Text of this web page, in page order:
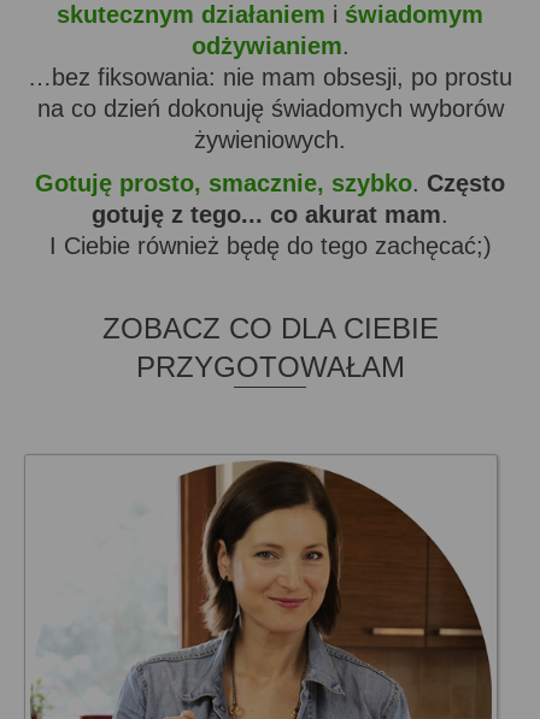
skutecznym działaniem i świadomym
odżywianiem.
…bez fiksowania: nie mam obsesji, po prostu
na co dzień dokonuję świadomych wyborów
żywieniowych.
Gotuję prosto, smacznie, szybko. Często
gotuję z tego... co akurat mam.
I Ciebie również będę do tego zachęcać;)
ZOBACZ CO DLA CIEBIE
PRZYGOTOWAŁAM